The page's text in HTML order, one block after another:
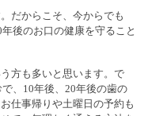
だからこそ、今からでも
後のお口の健康を守ること
方も多いと思います。で
、10年後、20年後の歯の
仕事帰りや土曜日の予約も